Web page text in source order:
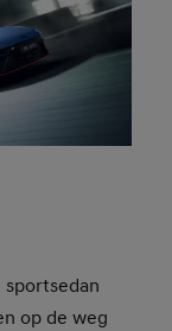
op de weg